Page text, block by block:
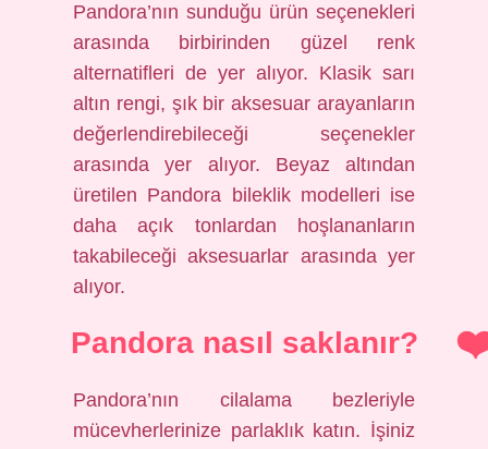
Pandora’nın sunduğu ürün seçenekleri
arasında birbirinden güzel renk
alternatifleri de yer alıyor. Klasik sarı
altın rengi, şık bir aksesuar arayanların
değerlendirebileceği seçenekler
arasında yer alıyor. Beyaz altından
üretilen Pandora bileklik modelleri ise
daha açık tonlardan hoşlananların
takabileceği aksesuarlar arasında yer
alıyor.
Pandora nasıl saklanır?
Pandora’nın cilalama bezleriyle
mücevherlerinize parlaklık katın. İşiniz